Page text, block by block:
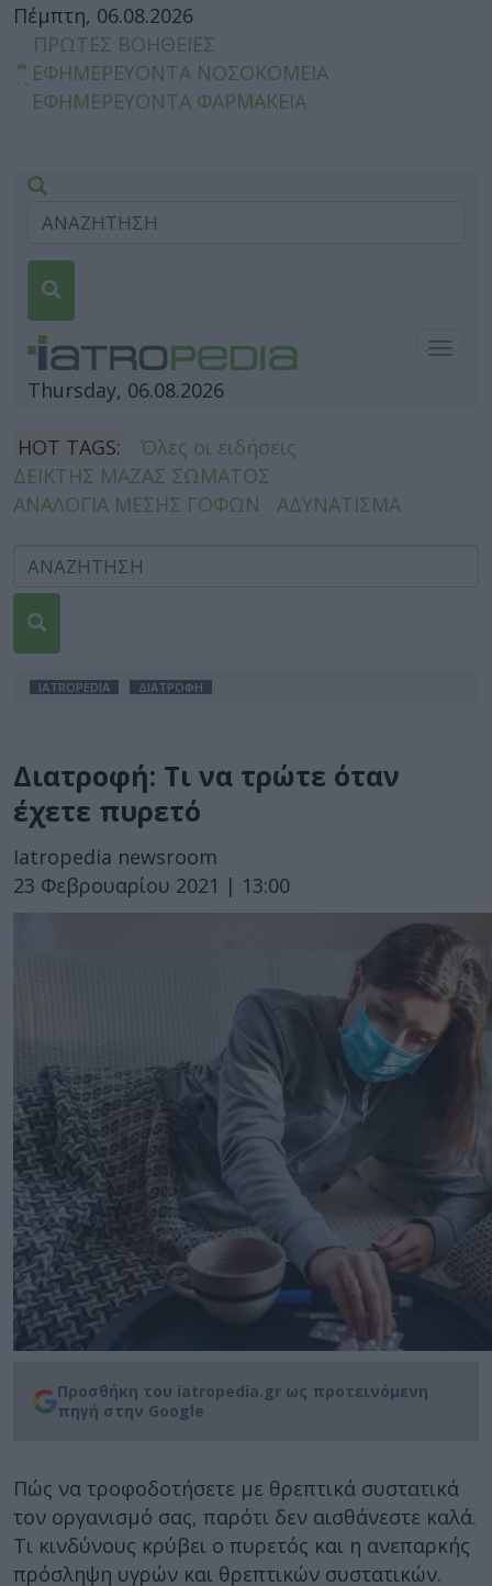
Πέμπτη, 06.08.2026
ΠΡΩΤΕΣ ΒΟΗΘΕΙΕΣ
ΕΦΗΜΕΡΕΥΟΝΤΑ ΝΟΣΟΚΟΜΕΙΑ
ΕΦΗΜΕΡΕΥΟΝΤΑ ΦΑΡΜΑΚΕΙΑ
Thursday, 06.08.2026
HOT TAGS:
Όλες οι ειδήσεις
ΔΕΙΚΤΗΣ ΜΑΖΑΣ ΣΩΜΑΤΟΣ
ΑΝΑΛΟΓΙΑ ΜΕΣΗΣ ΓΟΦΩΝ
ΑΔΥΝΑΤΙΣΜΑ
IATROPEDIA ΔΙΑΤΡΟΦΗ
Διατροφή: Τι να τρώτε όταν
έχετε πυρετό
Iatropedia newsroom
23 Φεβρουαρίου 2021 | 13:00
Προσθήκη του iatropedia.gr ως προτεινόμενη
πηγή στην Google
Πώς να τροφοδοτήσετε με θρεπτικά συστατικά
τον οργανισμό σας, παρότι δεν αισθάνεστε καλά.
Τι κινδύνους κρύβει ο πυρετός και η ανεπαρκής
πρόσληψη υγρών και θρεπτικών συστατικών.